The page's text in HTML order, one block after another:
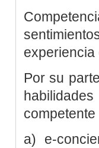
experiencia
Por su
a) e-